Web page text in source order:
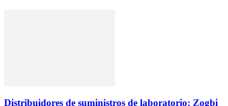
Distribuidores de suministros de laboratorio: Zogbi